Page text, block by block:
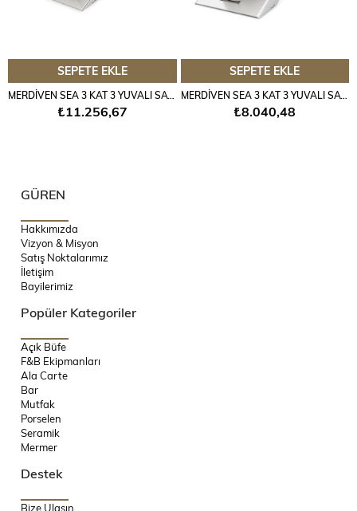
SEPETE EKLE
MERDİVEN SEA 3 KAT 3 YUVALI SATİNE
₺11.256,67
SEPETE EKLE
MERDİVEN SEA 3 KAT 3 YUVALI SATİNE
₺8.040,48
GÜREN
Hakkımızda
Vizyon & Misyon
Satış Noktalarımız
İletişim
Bayilerimiz
Popüler Kategoriler
Açık Büfe
F&B Ekipmanları
Ala Carte
Bar
Mutfak
Porselen
Seramik
Mermer
Destek
Bize Ulaşın